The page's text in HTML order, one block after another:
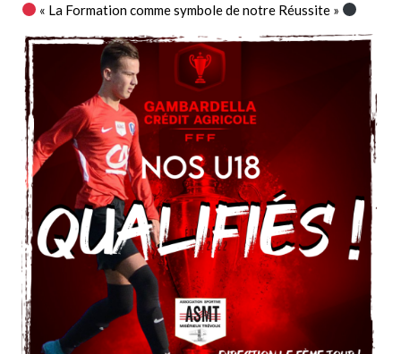
« La Formation comme symbole de notre Réussite »